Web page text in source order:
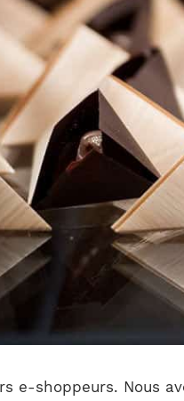
e-shoppeurs. Nous